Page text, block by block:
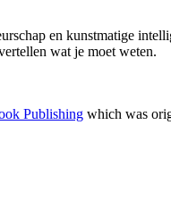
en kunstmatige
wat je moet weten.
Publishing which was